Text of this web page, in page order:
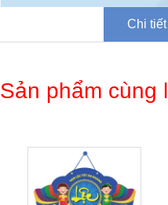
Chi
Sản phẩm cùng